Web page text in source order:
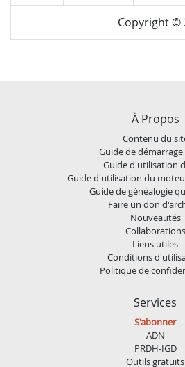
Copyright ©
À Propos
Contenu du
Guide de
Guide d'utilisation
Guide d'utilisation du
Guide de généalogie
Faire un don
Nouveautés
Collaborations
Liens utiles
Conditions
Politique de
Services
S'abonner
ADN
PRDH-IGD
Outils gratuits